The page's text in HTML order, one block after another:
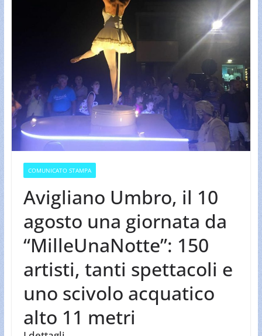
COMUNICATO STAMPA
Avigliano Umbro, il 10
agosto una giornata da
“MilleUnaNotte”: 150
artisti, tanti spettacoli e
uno scivolo acquatico
alto 11 metri